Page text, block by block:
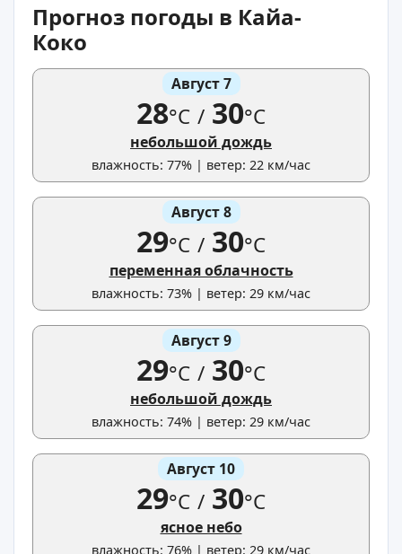
Прогноз погоды в Кайа-
Коко
Август 7
28°C / 30°C
небольшой дождь
влажность: 77% | ветер: 22 км/час
Август 8
29°C / 30°C
переменная облачность
влажность: 73% | ветер: 29 км/час
Август 9
29°C / 30°C
небольшой дождь
влажность: 74% | ветер: 29 км/час
Август 10
29°C / 30°C
ясное небо
влажность: 76% | ветер: 29 км/час